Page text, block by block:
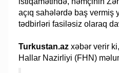
açıq sahələrdə baş vermiş
tədbirləri fasiləsiz olaraq
Turkustan.az xəbər verir
Hallar Nazirliyi (FHN)